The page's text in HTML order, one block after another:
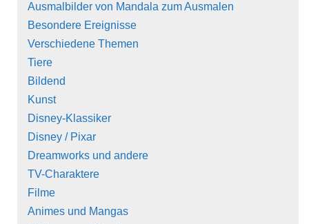
Ausmalbilder von Mandala zum Ausmalen
Besondere Ereignisse
Verschiedene Themen
Tiere
Bildend
Kunst
Disney-Klassiker
Disney / Pixar
Dreamworks und andere
TV-Charaktere
Filme
Animes und Mangas